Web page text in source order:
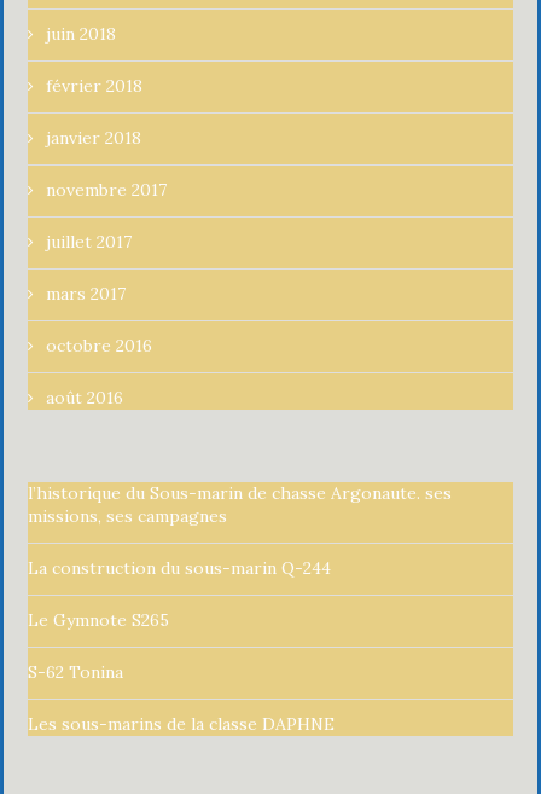
juin 2018
février 2018
janvier 2018
novembre 2017
juillet 2017
mars 2017
octobre 2016
août 2016
l’historique du Sous-marin de chasse Argonaute. ses
missions, ses campagnes
La construction du sous-marin Q-244
Le Gymnote S265
S-62 Tonina
Les sous-marins de la classe DAPHNE